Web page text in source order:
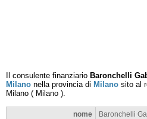
Il consulente finanziario Baronchelli
Milano nella provincia di Milano sito al
Milano ( Milano ).
nome
Baronchelli